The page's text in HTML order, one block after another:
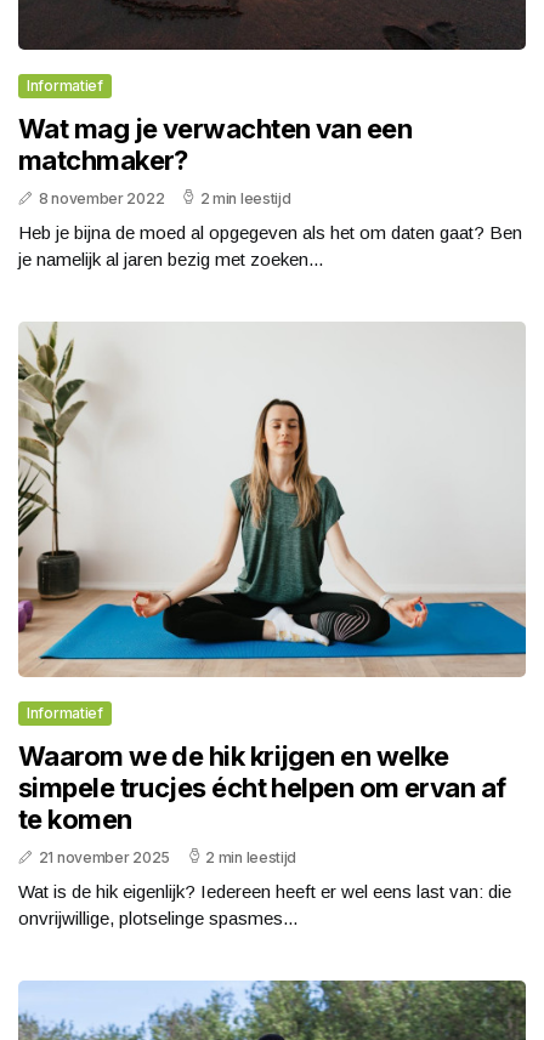
Informatief
Wat mag je verwachten van een
matchmaker?
8 november 2022 2 min leestijd
Heb je bijna de moed al opgegeven als het om daten gaat? Ben
je namelijk al jaren bezig met zoeken...
Informatief
Waarom we de hik krijgen en welke
simpele trucjes écht helpen om ervan af
te komen
21 november 2025 2 min leestijd
Wat is de hik eigenlijk? Iedereen heeft er wel eens last van: die
onvrijwillige, plotselinge spasmes...